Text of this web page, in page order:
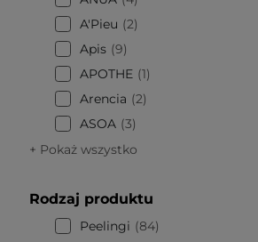
A'Pieu
2
Apis 9
APOTHE 1
Arencia
2
ASOA 3
+ Pokaż wszystko
Rodzaj produktu
Peelingi
84